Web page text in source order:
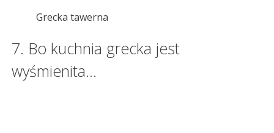
Grecka tawerna
7. Bo kuchnia grecka jest
wyśmienita…